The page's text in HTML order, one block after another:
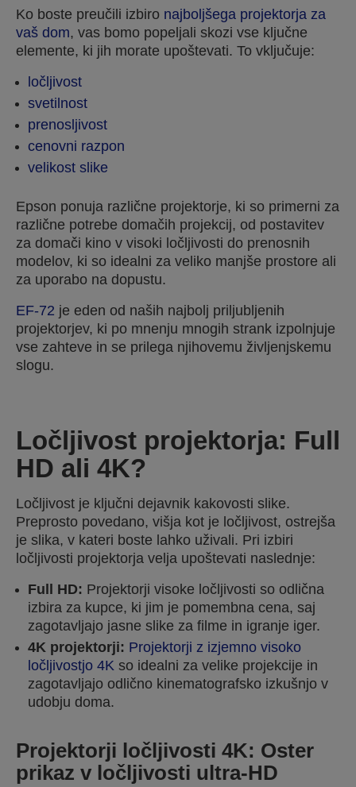
Ko boste preučili izbiro najboljšega projektorja za
vaš dom, vas bomo popeljali skozi vse ključne
elemente, ki jih morate upoštevati. To vključuje:
ločljivost
svetilnost
prenosljivost
cenovni razpon
velikost slike
Epson ponuja različne projektorje, ki so primerni za
različne potrebe domačih projekcij, od postavitev
za domači kino v visoki ločljivosti do prenosnih
modelov, ki so idealni za veliko manjše prostore ali
za uporabo na dopustu.
EF-72 je eden od naših najbolj priljubljenih
projektorjev, ki po mnenju mnogih strank izpolnjuje
vse zahteve in se prilega njihovemu življenjskemu
slogu.
Ločljivost projektorja: Full
HD ali 4K?
Ločljivost je ključni dejavnik kakovosti slike.
Preprosto povedano, višja kot je ločljivost, ostrejša
je slika, v kateri boste lahko uživali. Pri izbiri
ločljivosti projektorja velja upoštevati naslednje:
Full HD: Projektorji visoke ločljivosti so odlična
izbira za kupce, ki jim je pomembna cena, saj
zagotavljajo jasne slike za filme in igranje iger.
4K projektorji: Projektorji z izjemno visoko
ločljivostjo 4K so idealni za velike projekcije in
zagotavljajo odlično kinematografsko izkušnjo v
udobju doma.
Projektorji ločljivosti 4K: Oster
prikaz v ločljivosti ultra-HD